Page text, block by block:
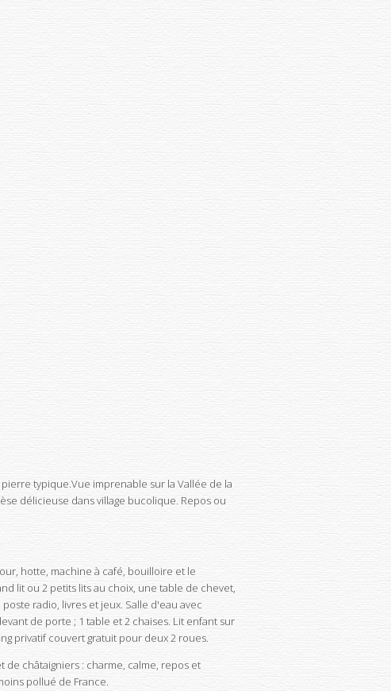
typique.Vue imprenable sur la Vallée de la
délicieuse dans village bucolique. Repos ou
hotte, machine à café, bouilloire et le
lit ou 2 petits lits au choix, une table de chevet,
radio, livres et jeux. Salle d'eau avec
de porte ; 1 table et 2 chaises. Lit enfant sur
privatif couvert gratuit pour deux 2 roues.
de châtaigniers : charme, calme, repos et
pollué de France.